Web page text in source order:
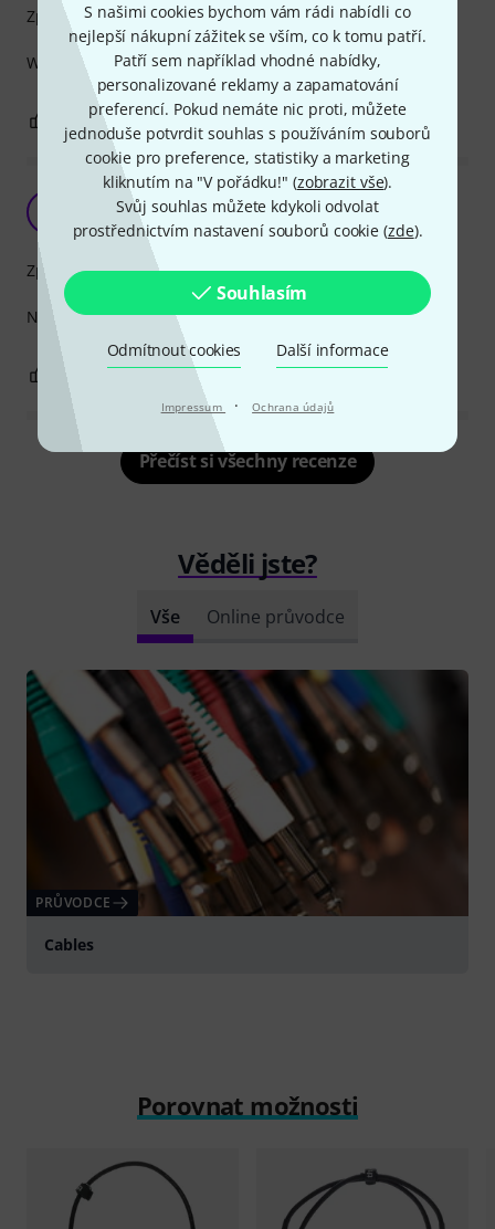
S našimi cookies bychom vám rádi nabídli co
nejlepší nákupní zážitek se vším, co k tomu patří.
Patří sem například vhodné nabídky,
personalizované reklamy a zapamatování
preferencí. Pokud nemáte nic proti, můžete
jednoduše potvrdit souhlas s používáním souborů
cookie pro preference, statistiky a marketing
kliknutím na "V pořádku!" (zobrazit vše).
Svůj souhlas můžete kdykoli odvolat
prostřednictvím nastavení souborů cookie (zde).
Souhlasím
Odmítnout cookies Další informace
Impressum · Ochrana údajů
Well made for great price. Thanks for fast delivery.
Zpracování
0 OHLÁSIT HODNOCENÍ
Top krátký propojovací kabel.
MechySound 29.12.2024
Není co vytknout. Krátký kabel za velice příznivou cenu.
Zpracování
0 OHLÁSIT HODNOCENÍ
Přečíst si všechny recenze
Věděli jste?
Vše Online průvodce
PRŮVODCE
Cables
Porovnat možnosti